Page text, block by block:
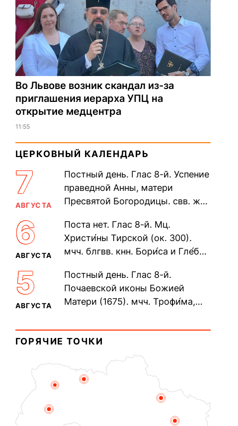
Во Львове возник скандал из-за
приглашения иерарха УПЦ на
открытие медцентра
11:55
ЦЕРКОВНЫЙ КАЛЕНДАРЬ
7
АВГУСТА
Постный день. Глас 8-й. Успение
праведной Анны, матери
Пресвятой Богородицы. свв. жен
прп. Евпракси́и девы,...
6
АВГУСТА
Поста нет. Глас 8-й. Мц.
Христи́ны Тирской (ок. 300).
мчч. блгвв. кнн. Бори́са и Гле́ба,
Дави́да (1015). Прп....
5
АВГУСТА
Постный день. Глас 8-й.
Почаевской иконы Божией
Матери (1675). мчч. Трофи́ма,
мучеников (284–305). прав.
воина Фео́дора...
ГОРЯЧИЕ ТОЧКИ